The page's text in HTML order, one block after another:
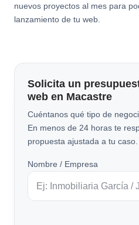
nuevos proyectos al mes para
lanzamiento de tu web.
Solicita un
web en Macastre
Cuéntanos qué tipo de
En menos de 24 horas te
propuesta ajustada a tu caso.
Nombre / Empresa